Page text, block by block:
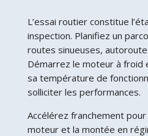
L’essai routier constitue
inspection. Planifiez un
routes sinueuses,
Démarrez le moteur à froid
sa température de
solliciter les performances.
Accélérez franchement
moteur et la montée en